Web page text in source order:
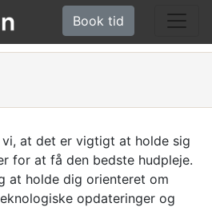
Book tid
at det er vigtigt at holde sig
for at få den bedste hudpleje.
at holde dig orienteret om
opdateringer og